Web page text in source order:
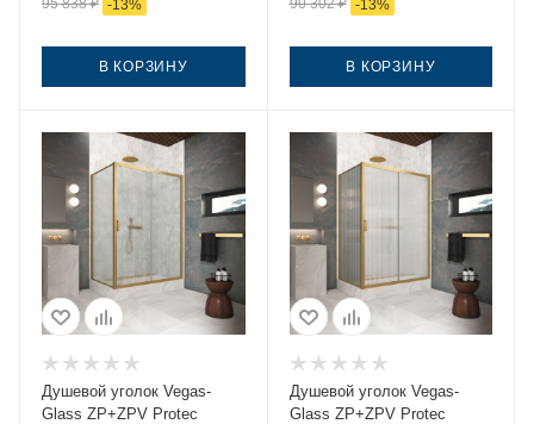
поддона
-13%
В КОРЗИНУ
поддона
-13%
В КОРЗИНУ
Душевой уголок Vegas-
Glass ZP+ZPV Protec
Душевой уголок Vegas-
Glass ZP+ZPV Protec